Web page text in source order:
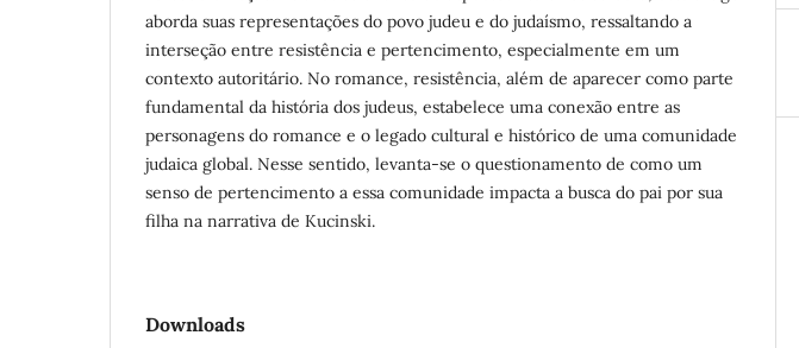
aborda suas representações do povo judeu e do judaísmo, ressaltando a
interseção entre resistência e pertencimento, especialmente em um
contexto autoritário. No romance, resistência, além de aparecer como parte
fundamental da história dos judeus, estabelece uma conexão entre as
personagens do romance e o legado cultural e histórico de uma comunidade
judaica global. Nesse sentido, levanta-se o questionamento de como um
senso de pertencimento a essa comunidade impacta a busca do pai por sua
filha na narrativa de Kucinski.
Downloads